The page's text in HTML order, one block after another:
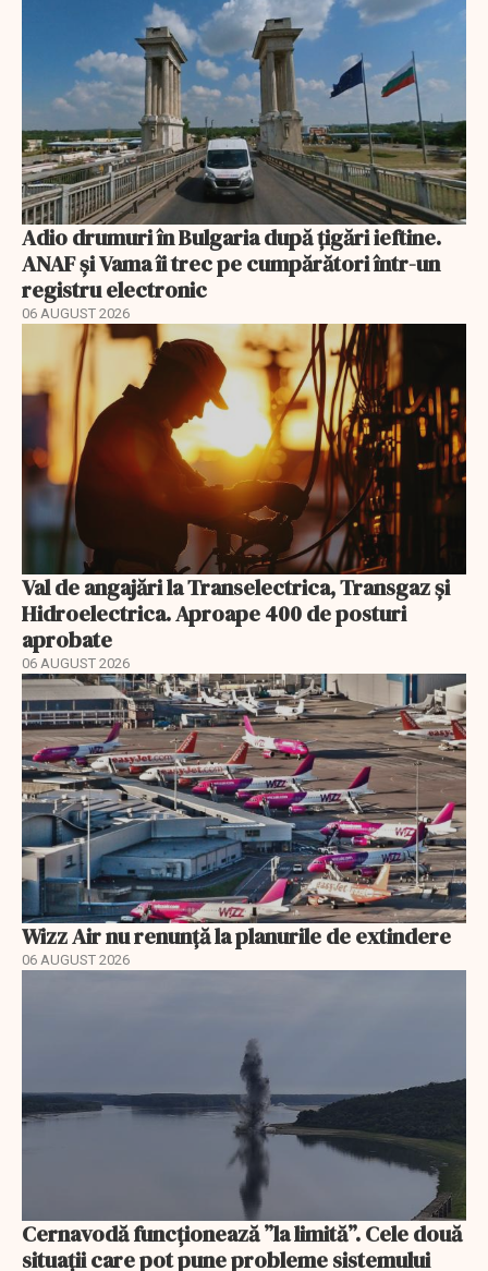
Adio drumuri în Bulgaria după țigări ieftine.
ANAF și Vama îi trec pe cumpărători într-un
registru electronic
06 AUGUST 2026
Val de angajări la Transelectrica, Transgaz și
Hidroelectrica. Aproape 400 de posturi
aprobate
06 AUGUST 2026
Wizz Air nu renunță la planurile de extindere
06 AUGUST 2026
Cernavodă funcționează ”la limită”. Cele două
situații care pot pune probleme sistemului